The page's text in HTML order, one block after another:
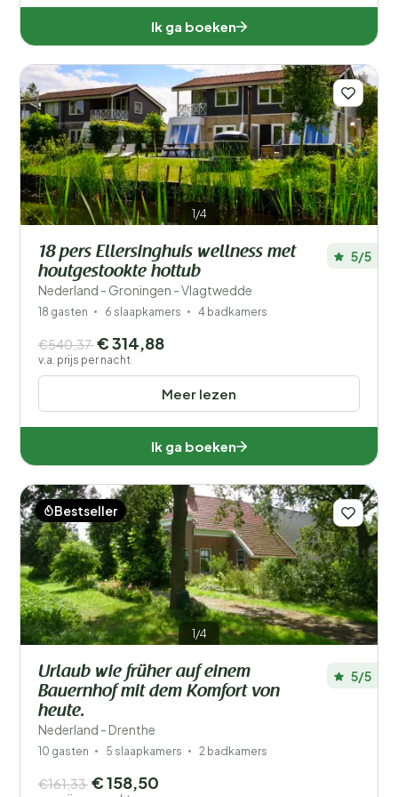
Ik ga boeken
1/4
18 pers Ellersinghuis wellness met
houtgestookte hottub
Nederland - Groningen - Vlagtwedde
5/5
18 gasten 6 slaapkamers 4 badkamers
Meer lezen
€540,37 € 314,88
v.a. prijs per nacht
Ik ga boeken
1/4
Bestseller
Urlaub wie früher auf einem
Bauernhof mit dem Komfort von
heute.
Nederland - Drenthe
5/5
10 gasten 5 slaapkamers 2 badkamers
€161,33 € 158,50